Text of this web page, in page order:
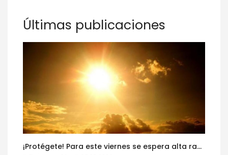
Últimas publicaciones
¡Protégete! Para este viernes se espera alta radiación solar